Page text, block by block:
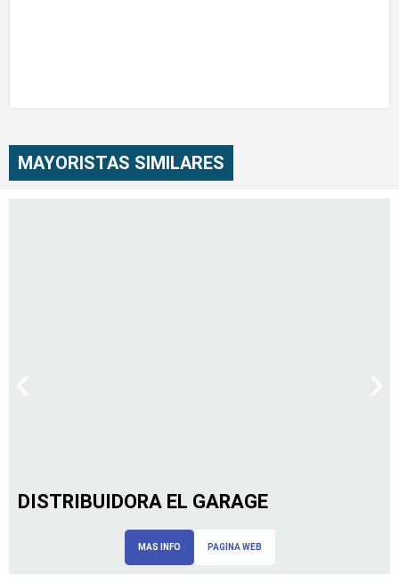
MAYORISTAS SIMILARES
DISTRIBUIDORA EL GARAGE
MAS INFO PAGINA WEB